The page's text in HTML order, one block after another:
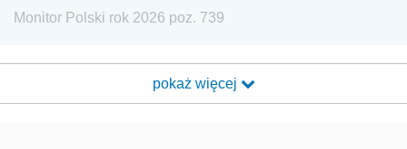
Monitor Polski rok 2026 poz. 739
pokaż więcej